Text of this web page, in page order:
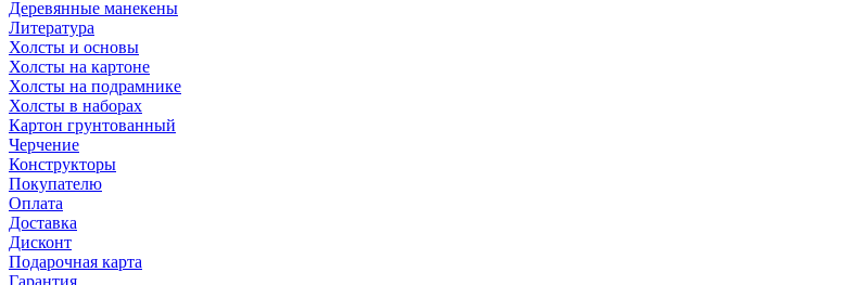
Деревянные манекены
Литература
Холсты и основы
Холсты на картоне
Холсты на подрамнике
Холсты в наборах
Картон грунтованный
Черчение
Конструкторы
Покупателю
Оплата
Доставка
Дисконт
Подарочная карта
Гарантия